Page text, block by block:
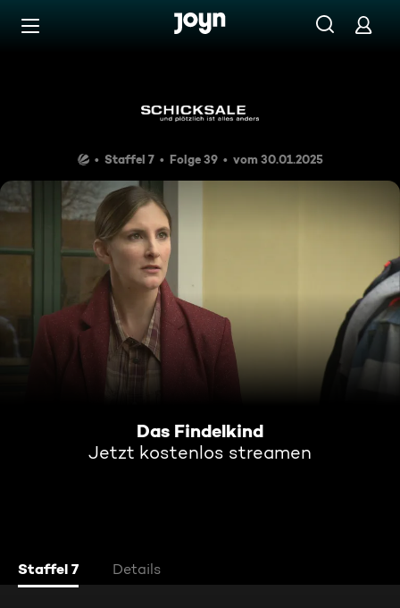
Zum Inhalt springen
Staffel 7 Folge 39 vom 30.01.2025
Das Findelkind
Jetzt kostenlos streamen
Staffel 7 Details